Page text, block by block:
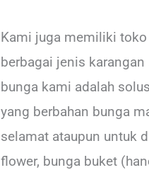
Kami juga memiliki
berbagai jenis
bunga kami adalah
yang berbahan bunga
selamat ataupun untuk
flower, bunga buket